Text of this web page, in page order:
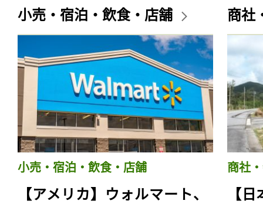
小売・宿泊・飲食・店舗
小売・宿泊・飲食・店舗
【アメリカ】ウォルマート、
商社
商社
【